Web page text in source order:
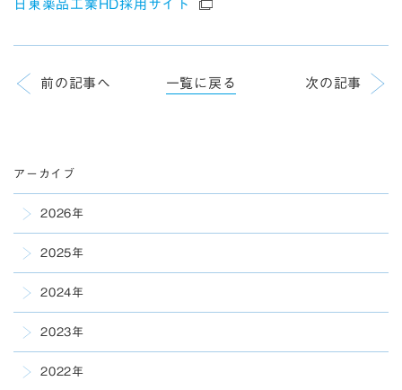
日東薬品工業HD採用サイト
前の記事へ 一覧に戻る 次の記事
アーカイブ
2026年
2025年
2024年
2023年
2022年